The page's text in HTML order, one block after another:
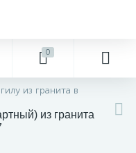
0
из гранита в
из гранита